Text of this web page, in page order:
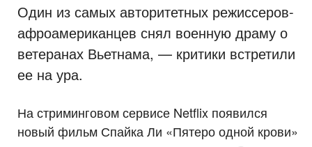
Один из самых авторитетных режиссеров-
афроамериканцев снял военную драму о
ветеранах Вьетнама, — критики встретили
ее на ура.
На стриминговом сервисе Netflix появился
новый фильм Спайка Ли «Пятеро одной крови»